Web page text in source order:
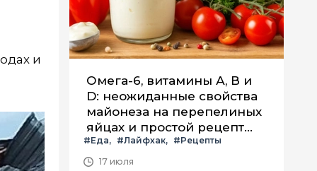
и
Омега-6, витамины А, В и
D: неожиданные свойства
майонеза на перепелиных
яйцах и простой рецепт
летнего салата с ним
#Еда #Лайфхак
#Рецепты
17 июля